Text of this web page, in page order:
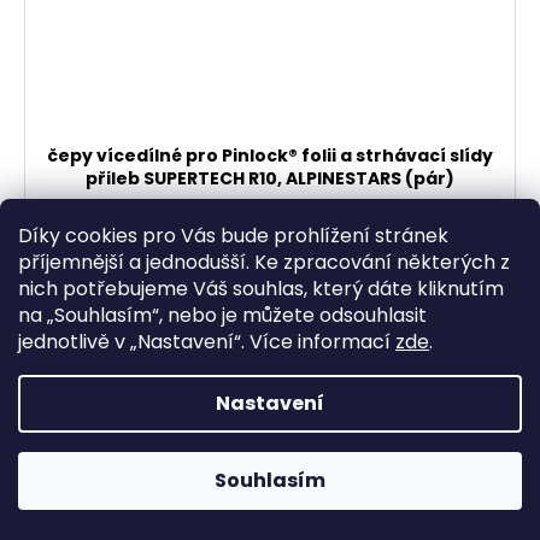
Díky cookies pro Vás bude prohlížení stránek
příjemnější a jednodušší. Ke zpracování některých z
nich potřebujeme Váš souhlas, který dáte kliknutím
na „Souhlasím“, nebo je můžete odsouhlasit
jednotlivě v „Nastavení“. Více informací zde.
Nastavení
Souhlasím
čepy vícedílné pro Pinlock® folii a strhávací slídy
přileb SUPERTECH R10, ALPINESTARS (pár)
106,61 Kč bez DPH
129 Kč
DO KOŠÍKU